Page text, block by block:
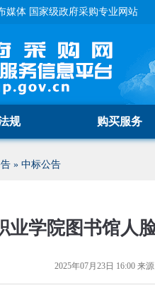
媒体 国家级政府采购专业网站
规 购买服务
» 中标公告
业学院图书馆人
2025年07月23日 16:00 来